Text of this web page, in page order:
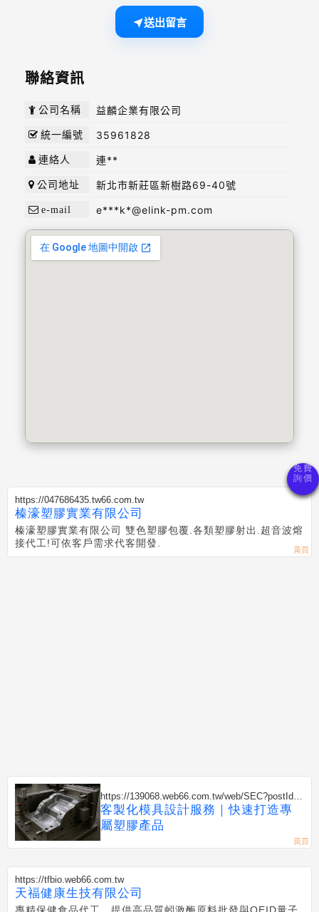
聯絡資訊
公司名稱 益麟企業有限公司
統一編號 35961828
連絡人 連**
公司地址 新北市新莊區新樹路69-40號
e-mail e***k*@elink-pm.com
送出留言
https://047686435.tw66.com.tw
榛濠塑膠實業有限公司
榛濠塑膠實業有限公司 雙色塑膠包覆.各類塑膠射出.超音波熔
接代工!可依客戶需求代客開發.
https://139068.web66.com.tw/web/SEC?postId=1
351585
客製化模具設計服務｜快速打造專
屬塑膠產品
https://tfbio.web66.com.tw
天福健康生技有限公司